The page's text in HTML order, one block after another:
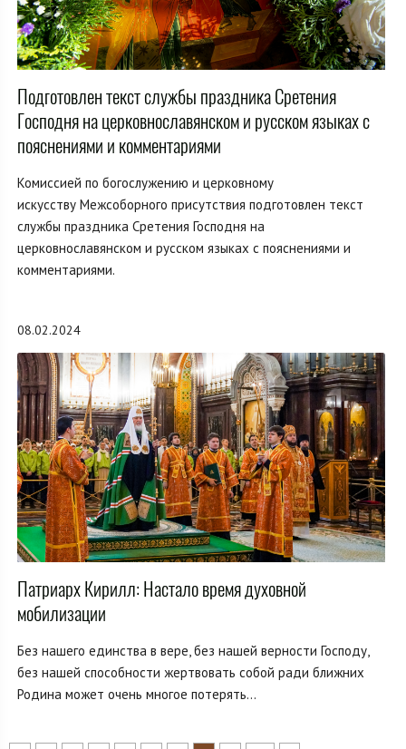
Подготовлен текст службы праздника Сретения
Господня на церковнославянском и русском языках с
пояснениями и комментариями
Комиссией по богослужению и церковному
искусству Межсоборного присутствия подготовлен текст
службы праздника Сретения Господня на
церковнославянском и русском языках с пояснениями и
комментариями.
08.02.2024
Патриарх Кирилл: Настало время духовной
мобилизации
Без нашего единства в вере, без нашей верности Господу,
без нашей способности жертвовать собой ради ближних
Родина может очень многое потерять...